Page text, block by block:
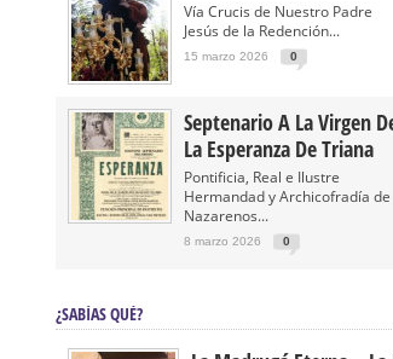
Vía Crucis de Nuestro Padre
Jesús de la Redención...
15 marzo 2026 0
Septenario A La Virgen
La Esperanza De Triana
Pontificia, Real e Ilustre
Hermandad y Archicofradía de
Nazarenos...
8 marzo 2026 0
¿SABÍAS QUÉ?